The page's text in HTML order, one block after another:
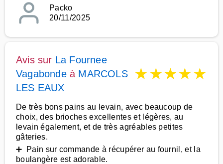
Packo
20/11/2025
Avis sur La Fournee
Vagabondeà MARCOLS
LES EAUX
★★★★★
De très bons pains au levain, avec beaucoup de
choix, des brioches excellentes et légères, au
levain également, et de très agréables petites
gâteries.
➕ Pain sur commande à récupérer au fournil, et la
boulangère est adorable.